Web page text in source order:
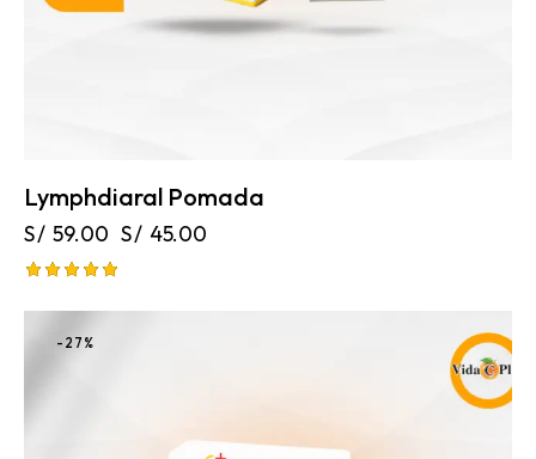
Lymphdiaral Pomada
S/ 59.00 S/ 45.00
con
de 5
-27%